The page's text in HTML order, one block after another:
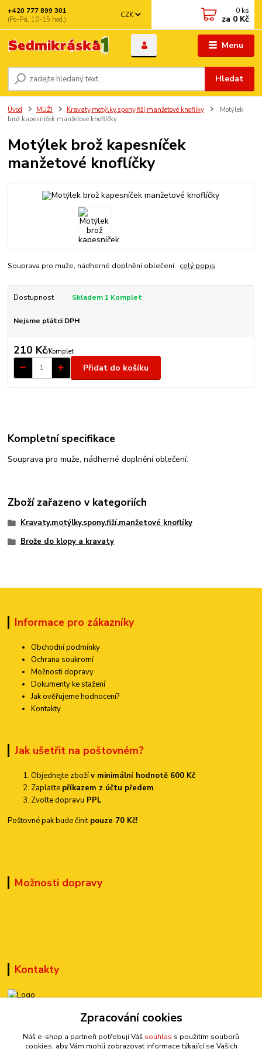
Menu
CZK
Hledat
+420 777 899 301
(Po-Pá, 10-15 hod.)
0 ks
za 0 Kč
Úvod MUŽI Kravaty,motýlky,spony,fiží,manžetové knoflíky
Motýlek
brož kapesníček manžetové knoflíčky
Motýlek brož kapesníček
manžetové knoflíčky
Souprava pro muže, nádherné doplnění oblečení. celý popis
Dostupnost Skladem 1 Komplet
Nejsme plátci DPH
210 Kč/Komplet
Přidat do košíku
Kompletní specifikace
Souprava pro muže, nádherné doplnění oblečení.
Zboží zařazeno v kategoriích
Kravaty,motýlky,spony,fiží,manžetové knoflíky
Brože do klopy a kravaty
Informace pro zákazníky
Obchodní podmínky
Ochrana soukromí
Možnosti dopravy
Dokumenty ke stažení
Jak ověřujeme hodnocení?
Kontakty
Jak ušetřit na poštovném?
Objednejte zbožív minimální hodnotě 600 Kč
Zaplaťte příkazem z účtu předem
Zvolte dopravu PPL
Poštovné pak bude činitpouze 70 Kč!
Možnosti dopravy
Kontakty
+420 777 899 301Zpracování cookies
Náš e-shop a partneři potřebují Váš souhlas s použitím souborů
cookies, aby Vám mohli zobrazovat informace týkající se Vašich